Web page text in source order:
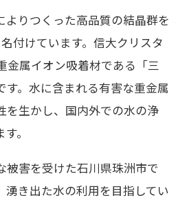
りつくった高品質の結晶群を
付けています。信大クリスタ
金属イオン吸着材である「三
す。水に含まれる有害な重金属
を生かし、国内外での水の浄
。
害を受けた石川県珠洲市で
湧き出た水の利用を目指してい